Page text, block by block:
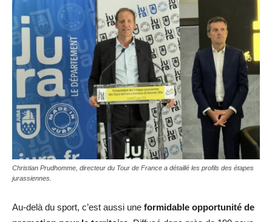
Christian Prudhomme, directeur du Tour de France a détaillé les profils des étapes
jurassiennes.
Au-delà du sport, c’est aussi une formidable opportunité de